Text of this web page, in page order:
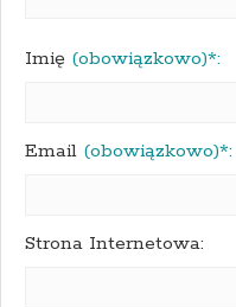
Imię (obowiązkowo)*:
Email (obowiązkowo)*:
Strona Internetowa: